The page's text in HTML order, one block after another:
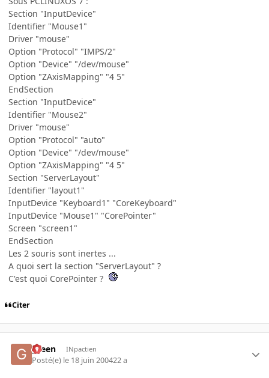
Section "InputDevice"
Identifier "Mouse1"
Driver "mouse"
Option "Protocol" "IMPS/2"
Option "Device" "/dev/mouse"
Option "ZAxisMapping" "4 5"
EndSection
Section "InputDevice"
Identifier "Mouse2"
Driver "mouse"
Option "Protocol" "auto"
Option "Device" "/dev/mouse"
Option "ZAxisMapping" "4 5"
Section "ServerLayout"
Identifier "layout1"
InputDevice "Keyboard1" "CoreKeyboard"
InputDevice "Mouse1" "CorePointer"
Screen "screen1"
EndSection
Les 2 souris sont inertes ...
A quoi sert la section "ServerLayout" ?
C'est quoi CorePointer ?
Citer
green INpactien
Posté(e) le 18 juin 200422 a